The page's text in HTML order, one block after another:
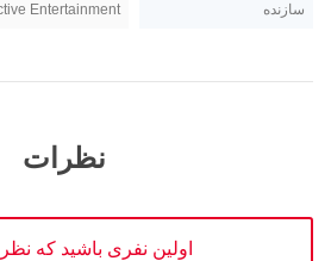
سازنده Entertainment
نظرات
اولین نفری باشید که